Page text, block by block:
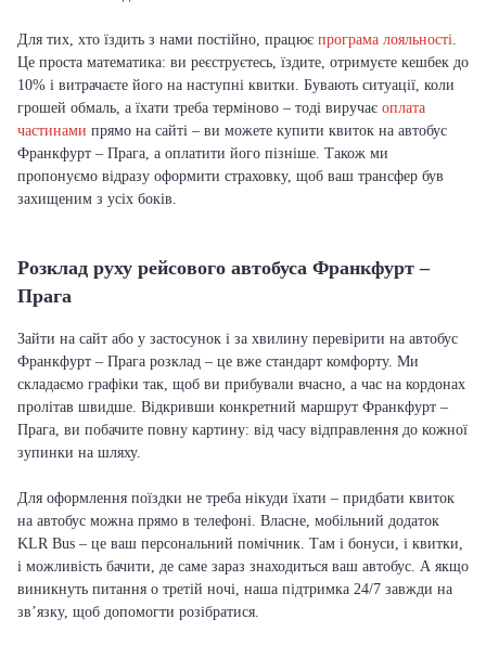
Для тих, хто їздить з нами постійно, працює програма лояльності.
Це проста математика: ви реєструєтесь, їздите, отримуєте кешбек до
10% і витрачаєте його на наступні квитки. Бувають ситуації, коли
грошей обмаль, а їхати треба терміново – тоді виручає оплата
частинами прямо на сайті – ви можете купити квиток на автобус
Франкфурт – Прага, а оплатити його пізніше. Також ми
пропонуємо відразу оформити страховку, щоб ваш трансфер був
захищеним з усіх боків.
Розклад руху рейсового автобуса Франкфурт –
Прага
Зайти на сайт або у застосунок і за хвилину перевірити на автобус
Франкфурт – Прага розклад – це вже стандарт комфорту. Ми
складаємо графіки так, щоб ви прибували вчасно, а час на кордонах
пролітав швидше. Відкривши конкретний маршрут Франкфурт –
Прага, ви побачите повну картину: від часу відправлення до кожної
зупинки на шляху.
Для оформлення поїздки не треба нікуди їхати – придбати квиток
на автобус можна прямо в телефоні. Власне, мобільний додаток
KLR Bus – це ваш персональний помічник. Там і бонуси, і квитки,
і можливість бачити, де саме зараз знаходиться ваш автобус. А якщо
виникнуть питання о третій ночі, наша підтримка 24/7 завжди на
зв’язку, щоб допомогти розібратися.